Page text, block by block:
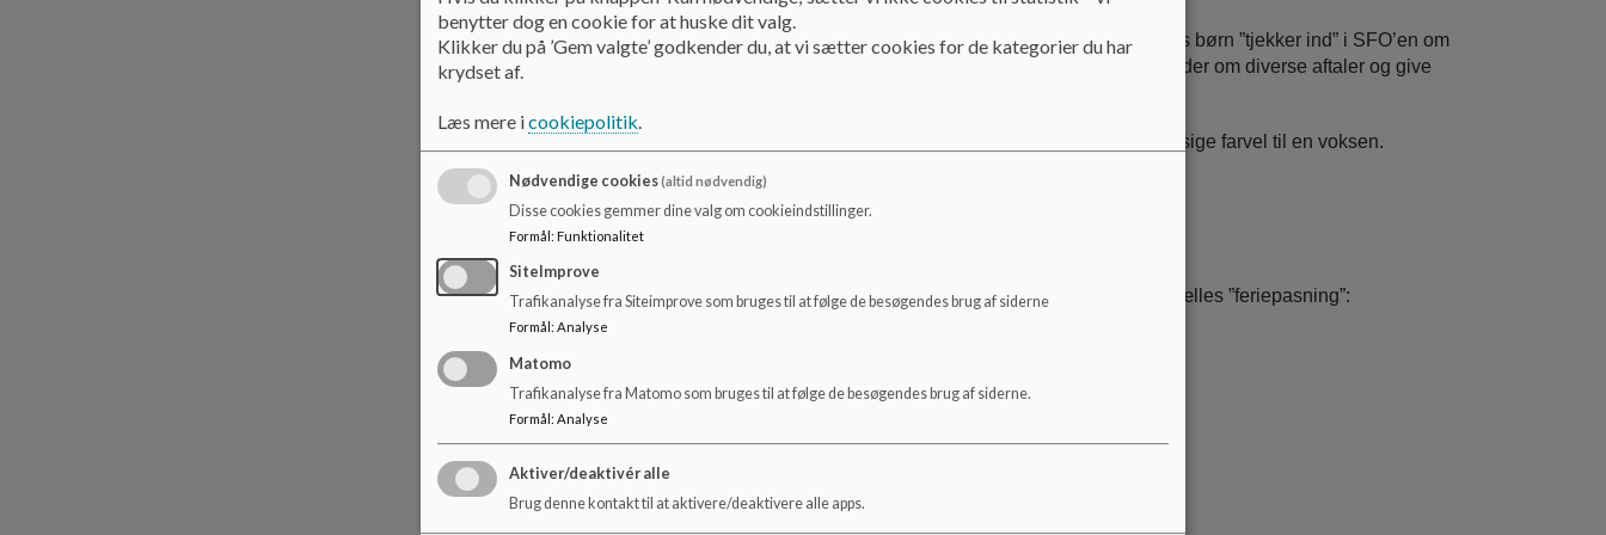
Vi bruger det digitale indkrydsningssystem i Aula. Det er i Aula, at jeres børn ”tjekker ind” i SFO’en om
morgenen. I Aula kan I som forældre melde jeres barn syg, give beskeder om diverse aftaler og give
Det er vigtigt, at I hjælper jeres barn med at huske at krydse sig ud og sige farvel til en voksen.
Åbningstider i ferier:
SFO holder åbent kl. 6.30-17.00 på skolefridage (fredag 16.30).
Der er i Favrskov Kommune vedtaget et antal dage hvor der tilbydes fælles ”feriepasning”:
Grundlovsdag.
Dagene mellem jul og nytår.
På disse dage tilbydes kun feriepasning i én af områdets SFO´er.
benytter dog en cookie for at huske dit valg.
Klikker du på ’Gem valgte’ godkender du, at vi sætter cookies for de kategorier du har
krydset af.
Læs mere icookiepolitik.
Nødvendige cookies(altid nødvendig)
Disse cookies gemmer dine valg om cookieindstillinger.
Formål: Funktionalitet
SiteImprove
Trafikanalyse fra Siteimprove som bruges til at følge de besøgendes brug af siderne
Formål : Analyse
Matomo
Trafikanalyse fra Matomo som bruges til at følge de besøgendes brug af siderne.
Formål : Analyse
Aktiver/deaktivér alle
Brug denne kontakt til at aktivere/deaktivere alle apps.